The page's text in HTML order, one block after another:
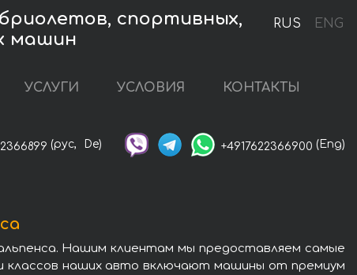
RUS ENG
спортивных,
машин
УСЛУГИ УСЛОВИЯ КОНТАКТЫ
(рус, De) +4917622366900 (Eng)
Нашим клиентам мы предоставляем самые
классов наших авто включают машины от премиум